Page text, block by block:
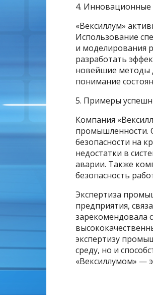
4. Инновационные
«Вексиллум»
Использование
и моделирования
разработать
новейшие методы
понимание
5. Примеры
Компания
промышленности.
безопасности на
недостатки в
аварии. Также
безопасность
Экспертиза
предприятия,
зарекомендовала
экспертизу
среду, но и
«Вексиллумом» —